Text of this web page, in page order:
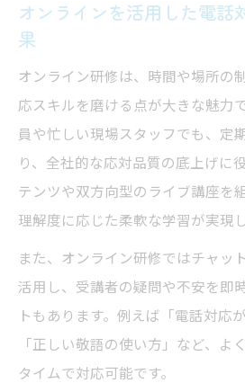
オンラインを活用した電話
果
オンライン研修は、時間や場所の
応スキルを磨ける点が大きな魅力
員や忙しい現場スタッフでも、定
り、全社的な応対品質の底上げに
テンツや双方向型のライブ講座を
理解度に応じた柔軟な学習が実現し
また、オンライン研修ではチャッ
活用し、受講者の疑問や不安を即
トもあります。例えば「電話対応
「正しい敬語の使い方」など、よ
タイムで対応可能です。